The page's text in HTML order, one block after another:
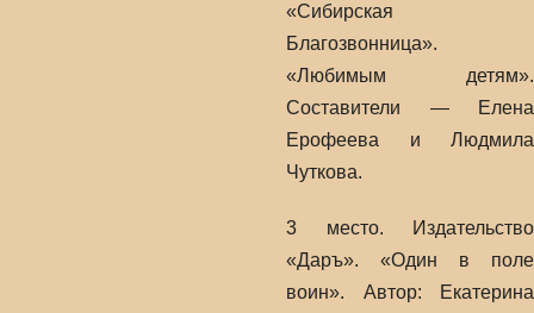
«Сибирская
Благозвонница».
«Любимым детям».
Составители — Елена
Ерофеева и Людмила
Чуткова.
3 место. Издательство
«Даръ». «Один в поле
воин». Автор: Екатерина